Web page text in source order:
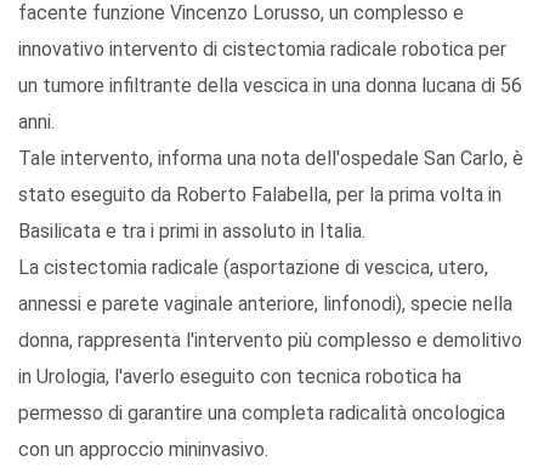
facente funzione Vincenzo Lorusso, un complesso e
innovativo intervento di cistectomia radicale robotica per
un tumore infiltrante della vescica in una donna lucana di 56
anni.
Tale intervento, informa una nota dell'ospedale San Carlo, è
stato eseguito da Roberto Falabella, per la prima volta in
Basilicata e tra i primi in assoluto in Italia.
La cistectomia radicale (asportazione di vescica, utero,
annessi e parete vaginale anteriore, linfonodi), specie nella
donna, rappresenta l'intervento più complesso e demolitivo
in Urologia, l'averlo eseguito con tecnica robotica ha
permesso di garantire una completa radicalità oncologica
con un approccio mininvasivo.